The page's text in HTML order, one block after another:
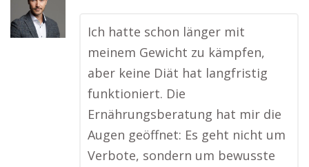
Ich hatte schon länger mit
meinem Gewicht zu kämpfen,
aber keine Diät hat langfristig
funktioniert. Die
Ernährungsberatung hat mir die
Augen geöffnet: Es geht nicht um
Verbote, sondern um bewusste